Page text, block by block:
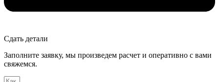
Сдать детали
Заполните заявку, мы произведем расчет и оперативно с вами
свяжемся.